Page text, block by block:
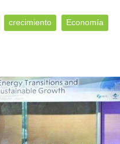
crecimiento Economía